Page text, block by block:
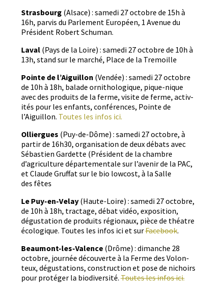
Stras­bourg (Alsace) : same­di 27 octo­bre de 15h à
16h, parvis du Par­lement Européen, 1 Avenue du
Prési­dent Robert Schuman.
Laval(Pays de la Loire) : same­di 27 octo­bre de 10h à
13h, stand sur le marché, Place de la Tremoille
Pointe de l’Aiguillon (Vendée) : same­di 27 octo­bre
de 10h à 18h, balade ornithologique, pique-nique
avec des pro­duits de la ferme, vis­ite de ferme, activ­
ités pour les enfants, con­férences, Pointe de
l’Aiguillon. Toutes les infos ici.
Ollier­gues (Puy-de-Dôme) : same­di 27 octo­bre, à
par­tir de 16h30, organ­i­sa­tion de deux débats avec
Sébastien Gardette (Prési­dent de la cham­bre
d’agriculture départe­men­tale sur l’avenir de la PAC,
et Claude Gruffat sur le bio low­cost, à la Salle
des fêtes
Le Puy-en-Velay (Haute-Loire) : same­di 27 octo­bre,
de 10h à 18h, trac­tage, débat vidéo, expo­si­tion,
dégus­ta­tion de pro­duits régionaux, pièce de théa­tre
écologique. Toutes les infos ici et surFace­book.
Beau­mont-les-Valence(Drôme) : dimanche 28
octo­bre, journée décou­verte à la Ferme des Volon­
teux, dégus­ta­tions, con­struc­tion et pose de nichoirs
pour pro­téger la bio­di­ver­sité.Toutes les infos ici.